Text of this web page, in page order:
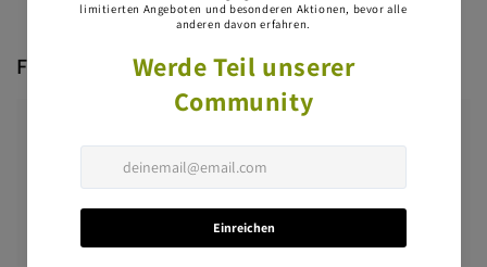
Fragen & Antworten
Haben Sie eine Frage?
Stellen Sie als Erste/Erster eine Frage dazu.
Eine Frage stellen